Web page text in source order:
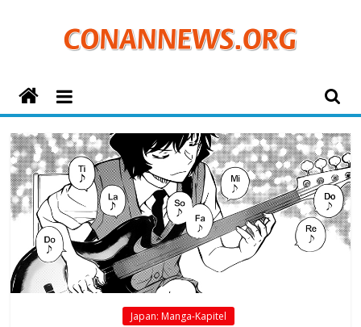
ConanNews.org
Detektiv
Conan
News
Japan: Manga-Kapitel